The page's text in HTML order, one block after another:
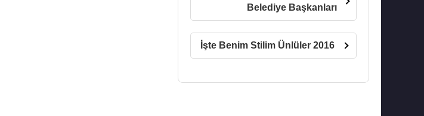
Belediye Başkanları
İşte Benim Stilim Ünlüler 2016